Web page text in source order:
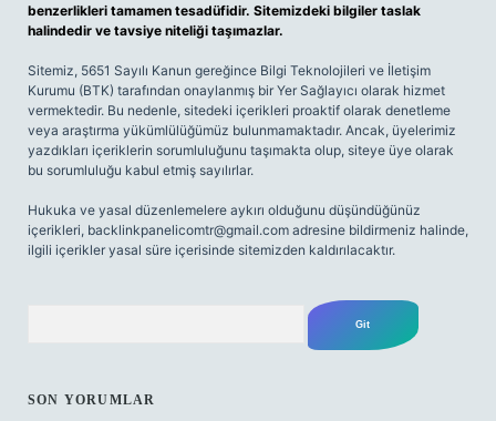
benzerlikleri tamamen tesadüfidir. Sitemizdeki bilgiler taslak
halindedir ve tavsiye niteliği taşımazlar.
Sitemiz, 5651 Sayılı Kanun gereğince Bilgi Teknolojileri ve İletişim
Kurumu (BTK) tarafından onaylanmış bir Yer Sağlayıcı olarak hizmet
vermektedir. Bu nedenle, sitedeki içerikleri proaktif olarak denetleme
veya araştırma yükümlülüğümüz bulunmamaktadır. Ancak, üyelerimiz
yazdıkları içeriklerin sorumluluğunu taşımakta olup, siteye üye olarak
bu sorumluluğu kabul etmiş sayılırlar.
Hukuka ve yasal düzenlemelere aykırı olduğunu düşündüğünüz
içerikleri, backlinkpanelicomtr@gmail.com adresine bildirmeniz halinde,
ilgili içerikler yasal süre içerisinde sitemizden kaldırılacaktır.
SON YORUMLAR